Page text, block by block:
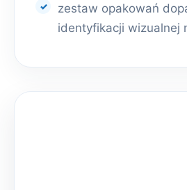
zestaw opakowań
identyfikacji wizualnej